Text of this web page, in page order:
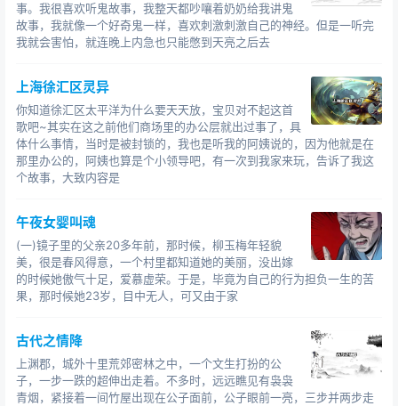
事。我很喜欢听鬼故事，我整天都吵嚷着奶奶给我讲鬼
故事，我就像一个好奇鬼一样，喜欢刺激刺激自己的神经。但是一听完
我就会害怕，就连晚上内急也只能憋到天亮之后去
上海徐汇区灵异
你知道徐汇区太平洋为什么要天天放，宝贝对不起这首
歌吧~其实在这之前他们商场里的办公层就出过事了，具
体什么事情，当时是被封锁的，我也是听我的阿姨说的，因为他就是在
那里办公的，阿姨也算是个小领导吧，有一次到我家来玩，告诉了我这
个故事，大致内容是
午夜女婴叫魂
(一)镜子里的父亲20多年前，那时候，柳玉梅年轻貌
美，很是春风得意，一个村里都知道她的美丽，没出嫁
的时候她傲气十足，爱慕虚荣。于是，毕竟为自己的行为担负一生的苦
果，那时候她23岁，目中无人，可又由于家
古代之情降
上渊郡，城外十里荒郊密林之中，一个文生打扮的公
子，一步一跌的超伸出走着。不多时，远远瞧见有袅袅
青烟，紧接着一间竹屋出现在公子面前，公子眼前一亮，三步并两步走